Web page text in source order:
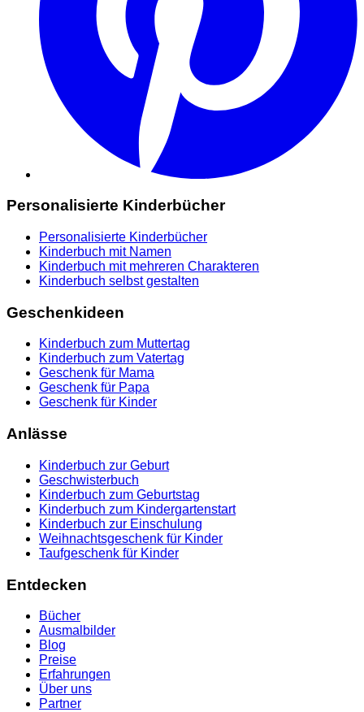
Personalisierte Kinderbücher
Personalisierte Kinderbücher
Kinderbuch mit Namen
Kinderbuch mit mehreren Charakteren
Kinderbuch selbst gestalten
Geschenkideen
Kinderbuch zum Muttertag
Kinderbuch zum Vatertag
Geschenk für Mama
Geschenk für Papa
Geschenk für Kinder
Anlässe
Kinderbuch zur Geburt
Geschwisterbuch
Kinderbuch zum Geburtstag
Kinderbuch zum Kindergartenstart
Kinderbuch zur Einschulung
Weihnachtsgeschenk für Kinder
Taufgeschenk für Kinder
Entdecken
Bücher
Ausmalbilder
Blog
Preise
Erfahrungen
Über uns
Partner